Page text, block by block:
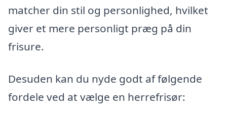
matcher din stil og personlighed, hvilket
giver et mere personligt præg på din
frisure.
Desuden kan du nyde godt af følgende
fordele ved at vælge en herrefrisør: